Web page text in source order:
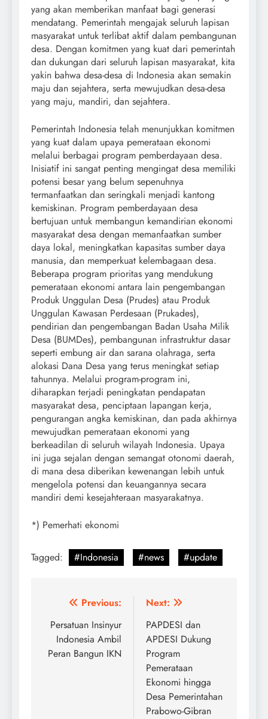
yang akan memberikan manfaat bagi generasi
mendatang. Pemerintah mengajak seluruh lapisan
masyarakat untuk terlibat aktif dalam pembangunan
desa. Dengan komitmen yang kuat dari pemerintah
dan dukungan dari seluruh lapisan masyarakat, kita
yakin bahwa desa-desa di Indonesia akan semakin
maju dan sejahtera, serta mewujudkan desa-desa
yang maju, mandiri, dan sejahtera.
Pemerintah Indonesia telah menunjukkan komitmen
yang kuat dalam upaya pemerataan ekonomi
melalui berbagai program pemberdayaan desa.
Inisiatif ini sangat penting mengingat desa memiliki
potensi besar yang belum sepenuhnya
termanfaatkan dan seringkali menjadi kantong
kemiskinan. Program pemberdayaan desa
bertujuan untuk membangun kemandirian ekonomi
masyarakat desa dengan memanfaatkan sumber
daya lokal, meningkatkan kapasitas sumber daya
manusia, dan memperkuat kelembagaan desa.
Beberapa program prioritas yang mendukung
pemerataan ekonomi antara lain pengembangan
Produk Unggulan Desa (Prudes) atau Produk
Unggulan Kawasan Perdesaan (Prukades),
pendirian dan pengembangan Badan Usaha Milik
Desa (BUMDes), pembangunan infrastruktur dasar
seperti embung air dan sarana olahraga, serta
alokasi Dana Desa yang terus meningkat setiap
tahunnya. Melalui program-program ini,
diharapkan terjadi peningkatan pendapatan
masyarakat desa, penciptaan lapangan kerja,
pengurangan angka kemiskinan, dan pada akhirnya
mewujudkan pemerataan ekonomi yang
berkeadilan di seluruh wilayah Indonesia. Upaya
ini juga sejalan dengan semangat otonomi daerah,
di mana desa diberikan kewenangan lebih untuk
mengelola potensi dan keuangannya secara
mandiri demi kesejahteraan masyarakatnya.
*) Pemerhati ekonomi
Tagged: #Indonesia #news #update
Post
navigation
Previous:
Persatuan Insinyur
Indonesia Ambil
Peran Bangun IKN
Next:
PAPDESI dan
APDESI Dukung
Program
Pemerataan
Ekonomi hingga
Desa Pemerintahan
Prabowo-Gibran